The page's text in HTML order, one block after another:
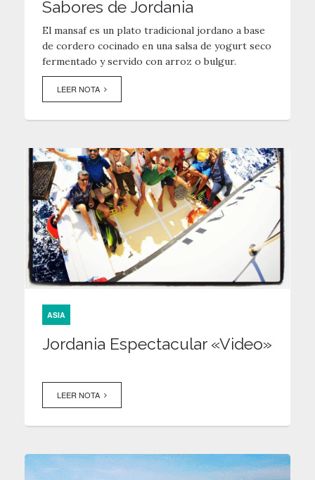
Sabores de Jordania
El mansaf es un plato tradicional jordano a base
de cordero cocinado en una salsa de yogurt seco
fermentado y servido con arroz o bulgur.
LEER NOTA
ASIA
Jordania Espectacular «Video»
LEER NOTA